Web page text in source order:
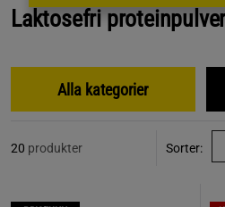
Laktosefri
Alla kategorier
20 produkter Sorter: